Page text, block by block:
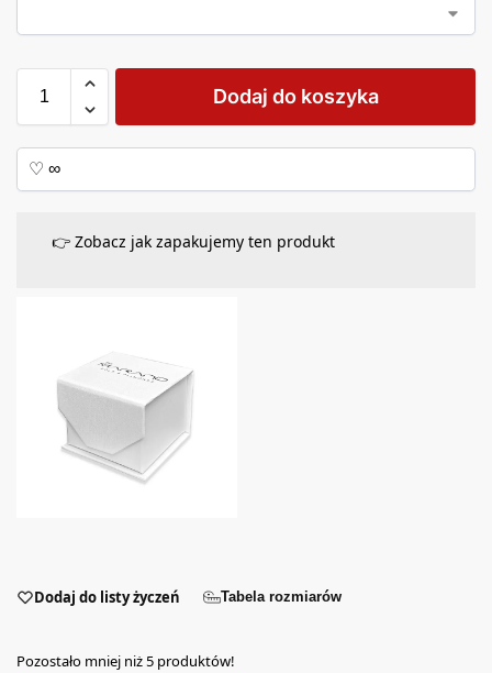
Dodaj do koszyka
👉 Zobacz jak zapakujemy ten produkt
Dodaj do listy życzeń Tabela rozmiarów
Pozostało mniej niż 5 produktów!